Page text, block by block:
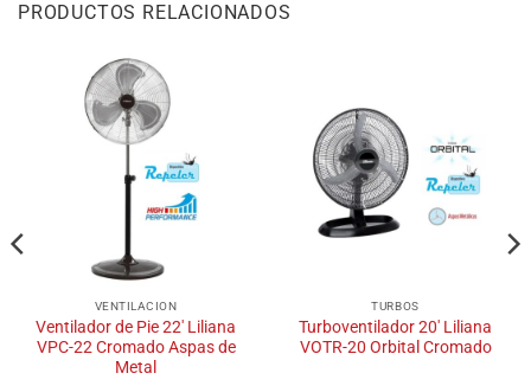
PRODUCTOS RELACIONADOS
VENTILACION
Ventilador de Pie 22′ Liliana
VPC-22 Cromado Aspas de
Metal
TURBOS
Turboventilador 20′ Liliana
VOTR-20 Orbital Cromado